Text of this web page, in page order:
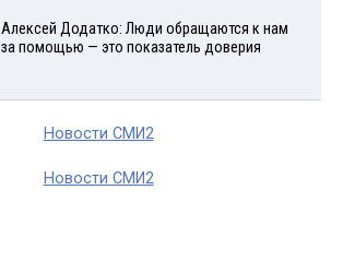
Алексей Додатко: Люди обращаются к нам
за помощью — это показатель доверия
Новости СМИ2
Новости СМИ2